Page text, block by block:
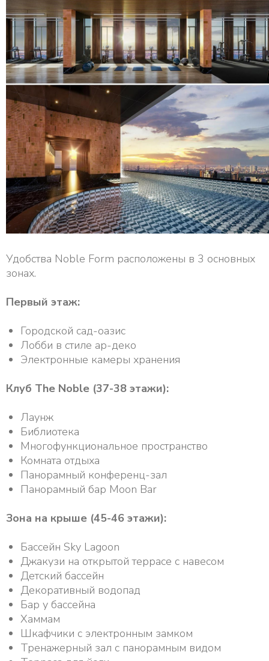
Удобства Noble Form расположены в 3 основных
зонах.
Первый этаж:
Городской сад-оазис
Лобби в стиле ар-деко
Электронные камеры хранения
Клуб The Noble (37-38 этажи):
Лаунж
Библиотека
Многофункциональное пространство
Комната отдыха
Панорамный конференц-зал
Панорамный бар Moon Bar
Зона на крыше (45-46 этажи):
Бассейн Sky Lagoon
Джакузи на открытой террасе с навесом
Детский бассейн
Декоративный водопад
Бар у бассейна
Хаммам
Шкафчики с электронным замком
Тренажерный зал с панорамным видом